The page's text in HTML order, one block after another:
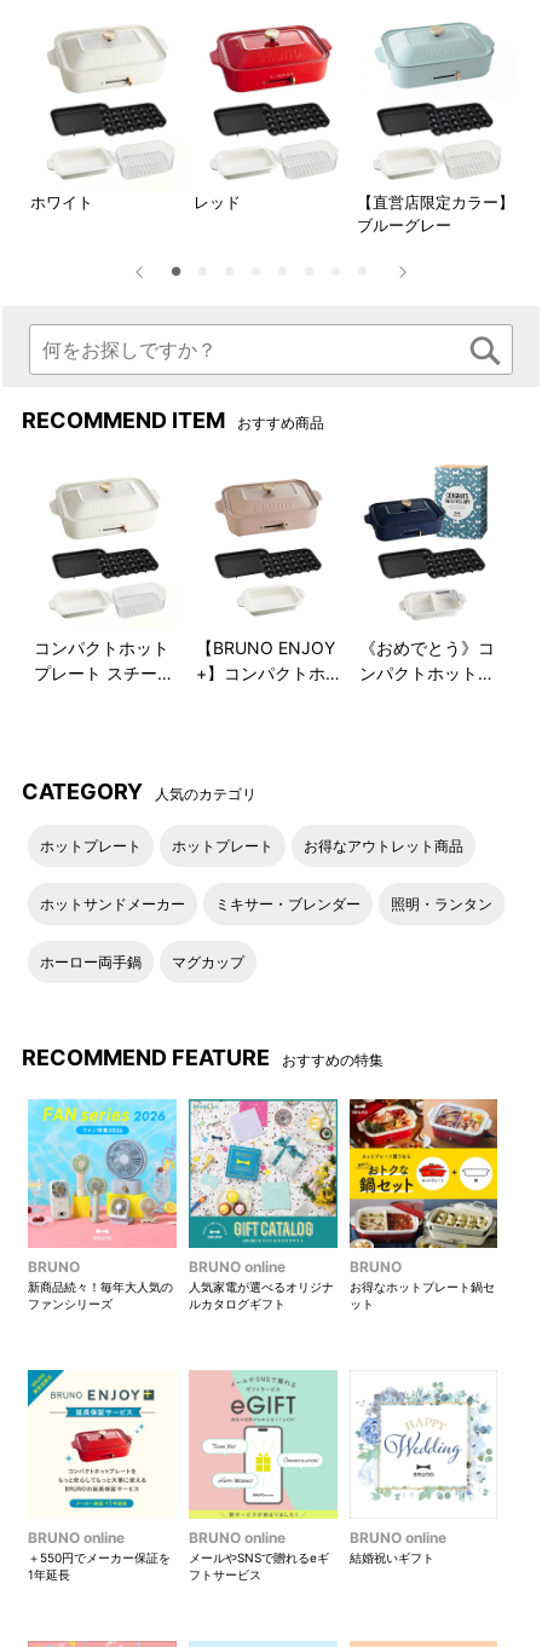
クリアな素材で、調理中は見て愉しい。たっぷり作れて、みん
なが満足。セラミックコート鍋との組み合わせでレシピが広が
ります。
チーマー(1段)」の詳細は、下記よりご覧いただけます。
コンパクトホットプレート用ス
ホワイト レッド
【直営店限定カラー】
ブルーグレー
RECOMMEND ITEM おすすめ商品
コンパクトホット
プレート スチーマ
【BRUNO ENJOY
+】コンパクトホ
《おめでとう》コ
ンパクトホットプ
CATEGORY 人気のカテゴリ
ホットプレート ホットプレート お得なアウトレット商品
ホットサンドメーカー ミキサー・ブレンダー 照明・ランタン
ホーロー両手鍋 マグカップ
RECOMMEND FEATURE おすすめの特集
BRUNO
新商品続々！毎年大人気の
ファンシリーズ
BRUNO online
人気家電が選べるオリジナ
ルカタログギフト
BRUNO
お得なホットプレート鍋セ
ット
BRUNO online
＋550円でメーカー保証を
1年延長
BRUNO online
メールやSNSで贈れるeギ
フトサービス
BRUNO online
結婚祝いギフト